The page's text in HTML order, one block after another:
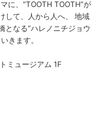
に、“TOOTH TOOTH”が
して、人から人へ、 地域
となる“ハレノニチジョウ
きます。
ミュージアム 1F